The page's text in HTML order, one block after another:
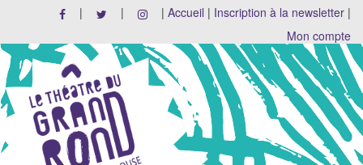
| | | Accueil | Inscription à la newsletter |
Mon compte